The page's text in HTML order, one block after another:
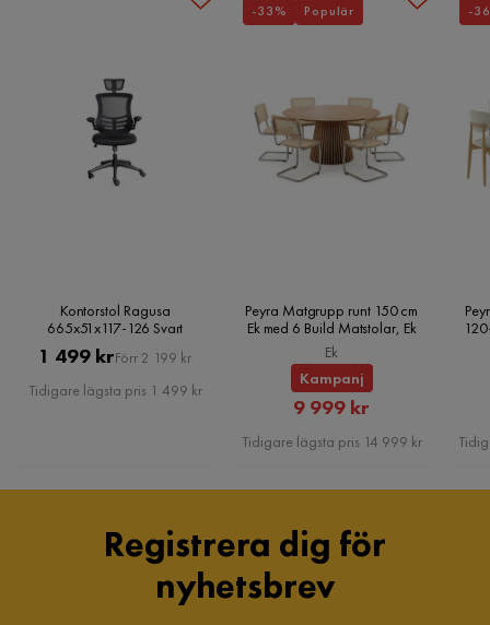
Kontorstol Ragusa
665x51x117-126 Svart
Pris
1 499 krOriginal
Pris
Förr 2 199 kr
Tidigare lägsta pris 1 499 kr
Peyra Matgrupp runt 150 cm
Ek med 6 Build Matstolar, Ek
Ek
Kampanj
Rabatterat
Pris
9 999 kr
Tidigare lägsta pris 14 999 kr
-33% Populär -
Registrera dig för
nyhetsbrev